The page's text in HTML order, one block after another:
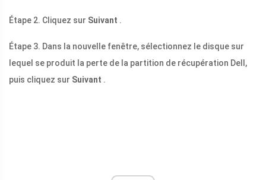
Étape 2. Cliquez sur Suivant .
Étape 3. Dans la nouvelle fenêtre, sélectionnez le disque sur
lequel se produit la perte de la partition de récupération Dell,
puis cliquez sur Suivant .